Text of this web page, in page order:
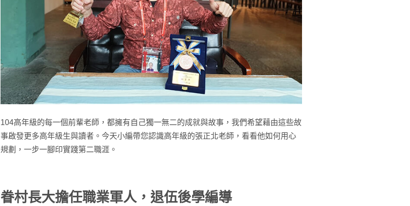
104高年級的每一個前輩老師，都擁有自己獨一無二的成就與故事，我們希望藉由這些故
事啟發更多高年級生與讀者。今天小編帶您認識高年級的張正北老師，看看他如何用心
規劃，一步一腳印實踐第二職涯。
眷村長大擔任職業軍人，退伍後學編導